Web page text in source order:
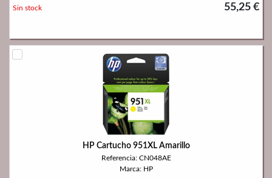
55,25 €
Sin stock
HP Cartucho 951XL Amarillo
Referencia: CN048AE
Marca: HP